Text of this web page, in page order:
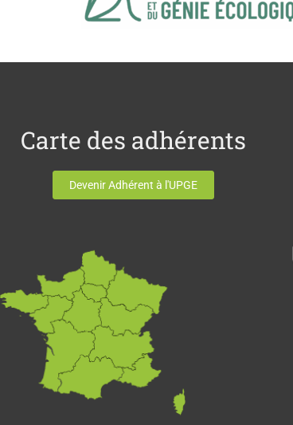
Carte des adhérents
Devenir Adhérent à l'UPGE